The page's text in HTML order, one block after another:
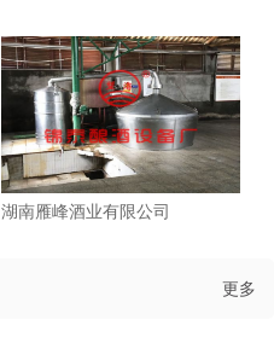
湖南雁峰酒业有限公司
更多